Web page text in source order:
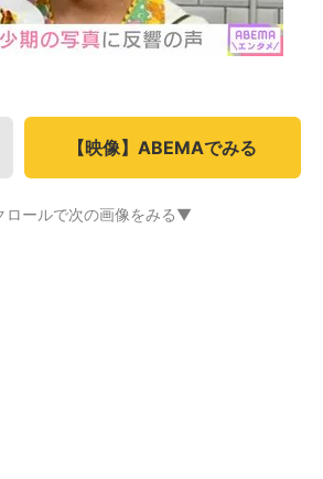
【映像】ABEMAでみる
ールで次の画像をみる▼